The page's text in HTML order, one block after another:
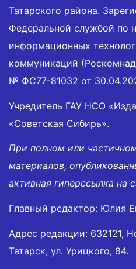
Татарского района.
Федеральной службой по
информационных
коммуникаций
№ ФС77-81032 от
Учредитель ГАУ НСО
«Советская Сибирь».
При полном или
материалов,
активная гиперссылка на
Главный редактор: Юлия
Адрес редакции: 632121,
Татарск, ул. Урицкого, 84.